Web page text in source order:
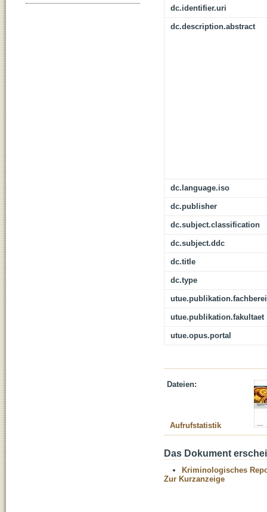
dc.identifier.uri
dc.description.abstract
dc.language.iso
dc.publisher
dc.subject.classification
dc.subject.ddc
dc.title
dc.type
utue.publikation.fakultaet
utue.opus.portal
Dateien:
Aufrufstatistik
Das Dokument
Kriminologisches
Zur Kurzanzeige